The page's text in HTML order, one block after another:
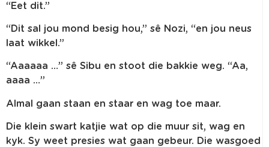
“Eet dit.”
“Dit sal jou mond besig hou,” sê Nozi, “en jou neus
laat wikkel.”
“Aaaaaa …” sê Sibu en stoot die bakkie weg. “Aa,
aaaa …”
Almal gaan staan en staar en wag toe maar.
Die klein swart katjie wat op die muur sit, wag en
kyk. Sy weet presies wat gaan gebeur. Die wasgoed